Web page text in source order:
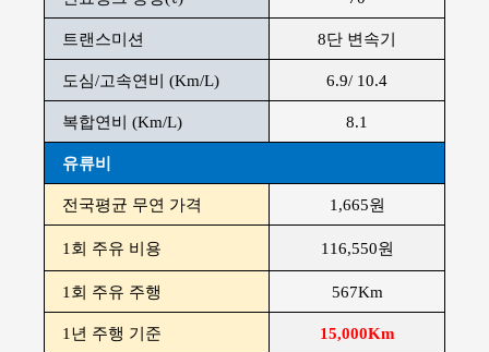
트랜스미션 8단 변속기
도심/고속연비 (Km/L) 6.9/ 10.4
복합연비 (Km/L) 8.1
유류비
전국평균 무연 가격 1,665원
1회 주유 비용 116,550원
1회 주유 주행 567Km
1년 주행 기준 15,000Km